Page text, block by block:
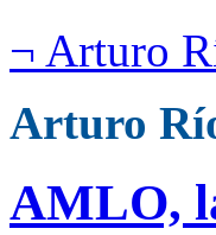
¬ Arturo
Arturo
AMLO,